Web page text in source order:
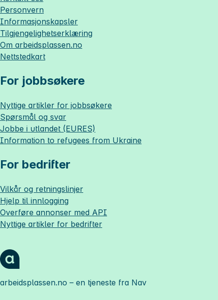
Personvern
Informasjonskapsler
Tilgjengelighetserklæring
Om arbeidsplassen.no
Nettstedkart
For jobbsøkere
Nyttige artikler for jobbsøkere
Spørsmål og svar
Jobbe i utlandet (EURES)
Information to refugees from Ukraine
For bedrifter
Vilkår og retningslinjer
Hjelp til innlogging
Overføre annonser med API
Nyttige artikler for bedrifter
arbeidsplassen.no – en tjeneste fra Nav